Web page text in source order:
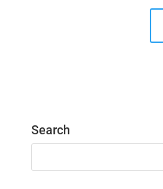
Search